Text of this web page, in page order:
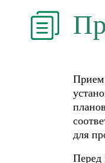
Прием
для
Перед